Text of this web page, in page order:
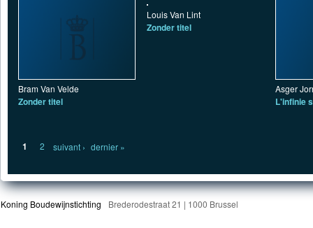
Bram Van Velde
Zonder titel
Louis Van Lint
Zonder titel
Asger
L'infinie
Pagina's
1 2 suivant › dernier »
Koning Boudewijnstichting Brederodestraat 21 | 1000 Brussel